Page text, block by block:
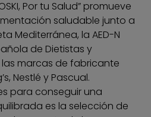
Por tu Salud” promueve
saludable junto a
Mediterránea, la AED-N
de Dietistas y
las marcas de fabricante
Nestlé y Pascual.
para conseguir una
es la selección de